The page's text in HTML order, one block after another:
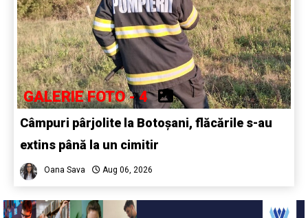
GALERIE FOTO - 4
Câmpuri pârjolite la Botoșani, flăcările s-au
extins până la un cimitir
Oana Sava Aug 06, 2026